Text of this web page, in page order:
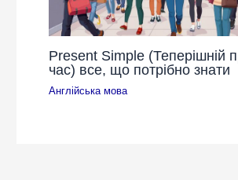
Present Simple (Теперішній
час) все, що потрібно знати
Англійська мова